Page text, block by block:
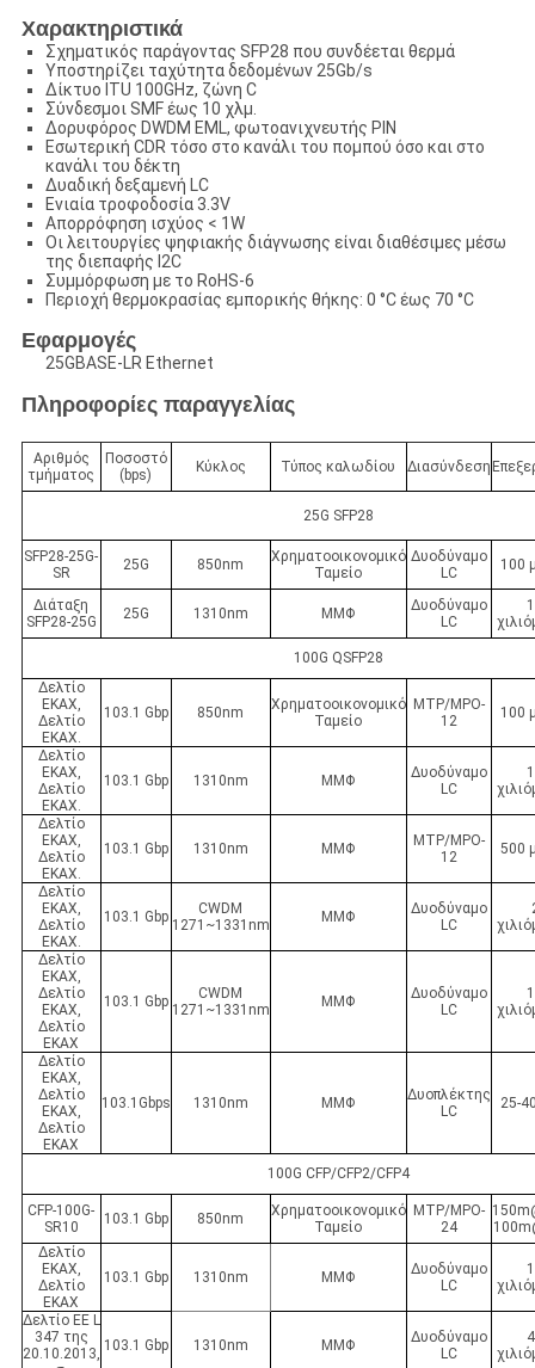
Χαρακτηριστικά
Σχηματικός παράγοντας SFP28 που συνδέεται θερμά
Υποστηρίζει ταχύτητα δεδομένων 25Gb/s
Δίκτυο ITU 100GHz, ζώνη C
Σύνδεσμοι SMF έως 10 χλμ.
Δορυφόρος DWDM EML, φωτοανιχνευτής PIN
Εσωτερική CDR τόσο στο κανάλι του πομπού όσο και στο
κανάλι του δέκτη
Δυαδική δεξαμενή LC
Ενιαία τροφοδοσία 3.3V
Απορρόφηση ισχύος < 1W
Οι λειτουργίες ψηφιακής διάγνωσης είναι διαθέσιμες μέσω
της διεπαφής I2C
Συμμόρφωση με το RoHS-6
Περιοχή θερμοκρασίας εμπορικής θήκης: 0 °C έως 70 °C
Εφαρμογές
25GBASE-LR Ethernet
Πληροφορίες παραγγελίας
Αριθμός
τμήματος
Ποσοστό
(bps)
Κύκλος Τύπος καλωδίου Διασύνδεση
25G SFP28
SFP28-25G-
SR
25G 850nm
Χρηματοοικονομικό
Ταμείο
Δυοδύναμο
LC
100
Διάταξη
SFP28-25G
25G 1310nm ΜΜΦ
Δυοδύναμο
LC
100G QSFP28
Δελτίο
ΕΚΑΧ,
Δελτίο
ΕΚΑΧ.
103.1 Gbp 850nm
Χρηματοοικονομικό
Ταμείο
MTP/MPO-
12
100
Δελτίο
ΕΚΑΧ,
Δελτίο
ΕΚΑΧ.
103.1 Gbp 1310nm ΜΜΦ
Δυοδύναμο
LC
Δελτίο
ΕΚΑΧ,
Δελτίο
ΕΚΑΧ.
103.1 Gbp 1310nm ΜΜΦ
MTP/MPO-
12
500
Δελτίο
ΕΚΑΧ,
Δελτίο
ΕΚΑΧ.
103.1 Gbp
CWDM
1271~1331nm
ΜΜΦ
Δυοδύναμο
LC
Δελτίο
ΕΚΑΧ,
Δελτίο
ΕΚΑΧ,
Δελτίο
ΕΚΑΧ
103.1 Gbp
CWDM
1271~1331nm
ΜΜΦ
Δυοδύναμο
LC
Δελτίο
ΕΚΑΧ,
Δελτίο
ΕΚΑΧ,
Δελτίο
ΕΚΑΧ
103.1Gbps 1310nm ΜΜΦ
Δυοπλέκτης
LC
25-
100G CFP/CFP2/CFP4
CFP-100G-
SR10
103.1 Gbp 850nm
Χρηματοοικονομικό
Ταμείο
MTP/MPO-
24
Δελτίο
ΕΚΑΧ,
Δελτίο
ΕΚΑΧ
103.1 Gbp 1310nm ΜΜΦ
Δυοδύναμο
LC
Δελτίο ΕΕ L
347 της
20.10.2013, 103.1 Gbp 1310nm ΜΜΦ
Δυοδύναμο
LC